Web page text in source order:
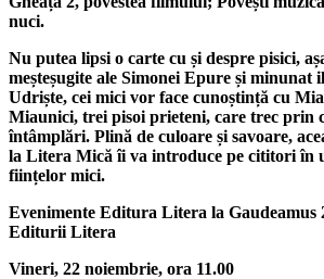
nuci.
Nu putea lipsi o carte cu și despre pisici,
meșteșugite ale Simonei Epure și minunat
Udriște, cei mici vor face cunoștință cu
Miaunici, trei pisoi prieteni, care trec prin
întâmplări. Plină de culoare și savoare,
la Litera Mică îi va introduce pe cititori în
ființelor mici.
Evenimente Editura Litera la Gaudeamus
Editurii Litera
Vineri, 22 noiembrie, ora 11.00